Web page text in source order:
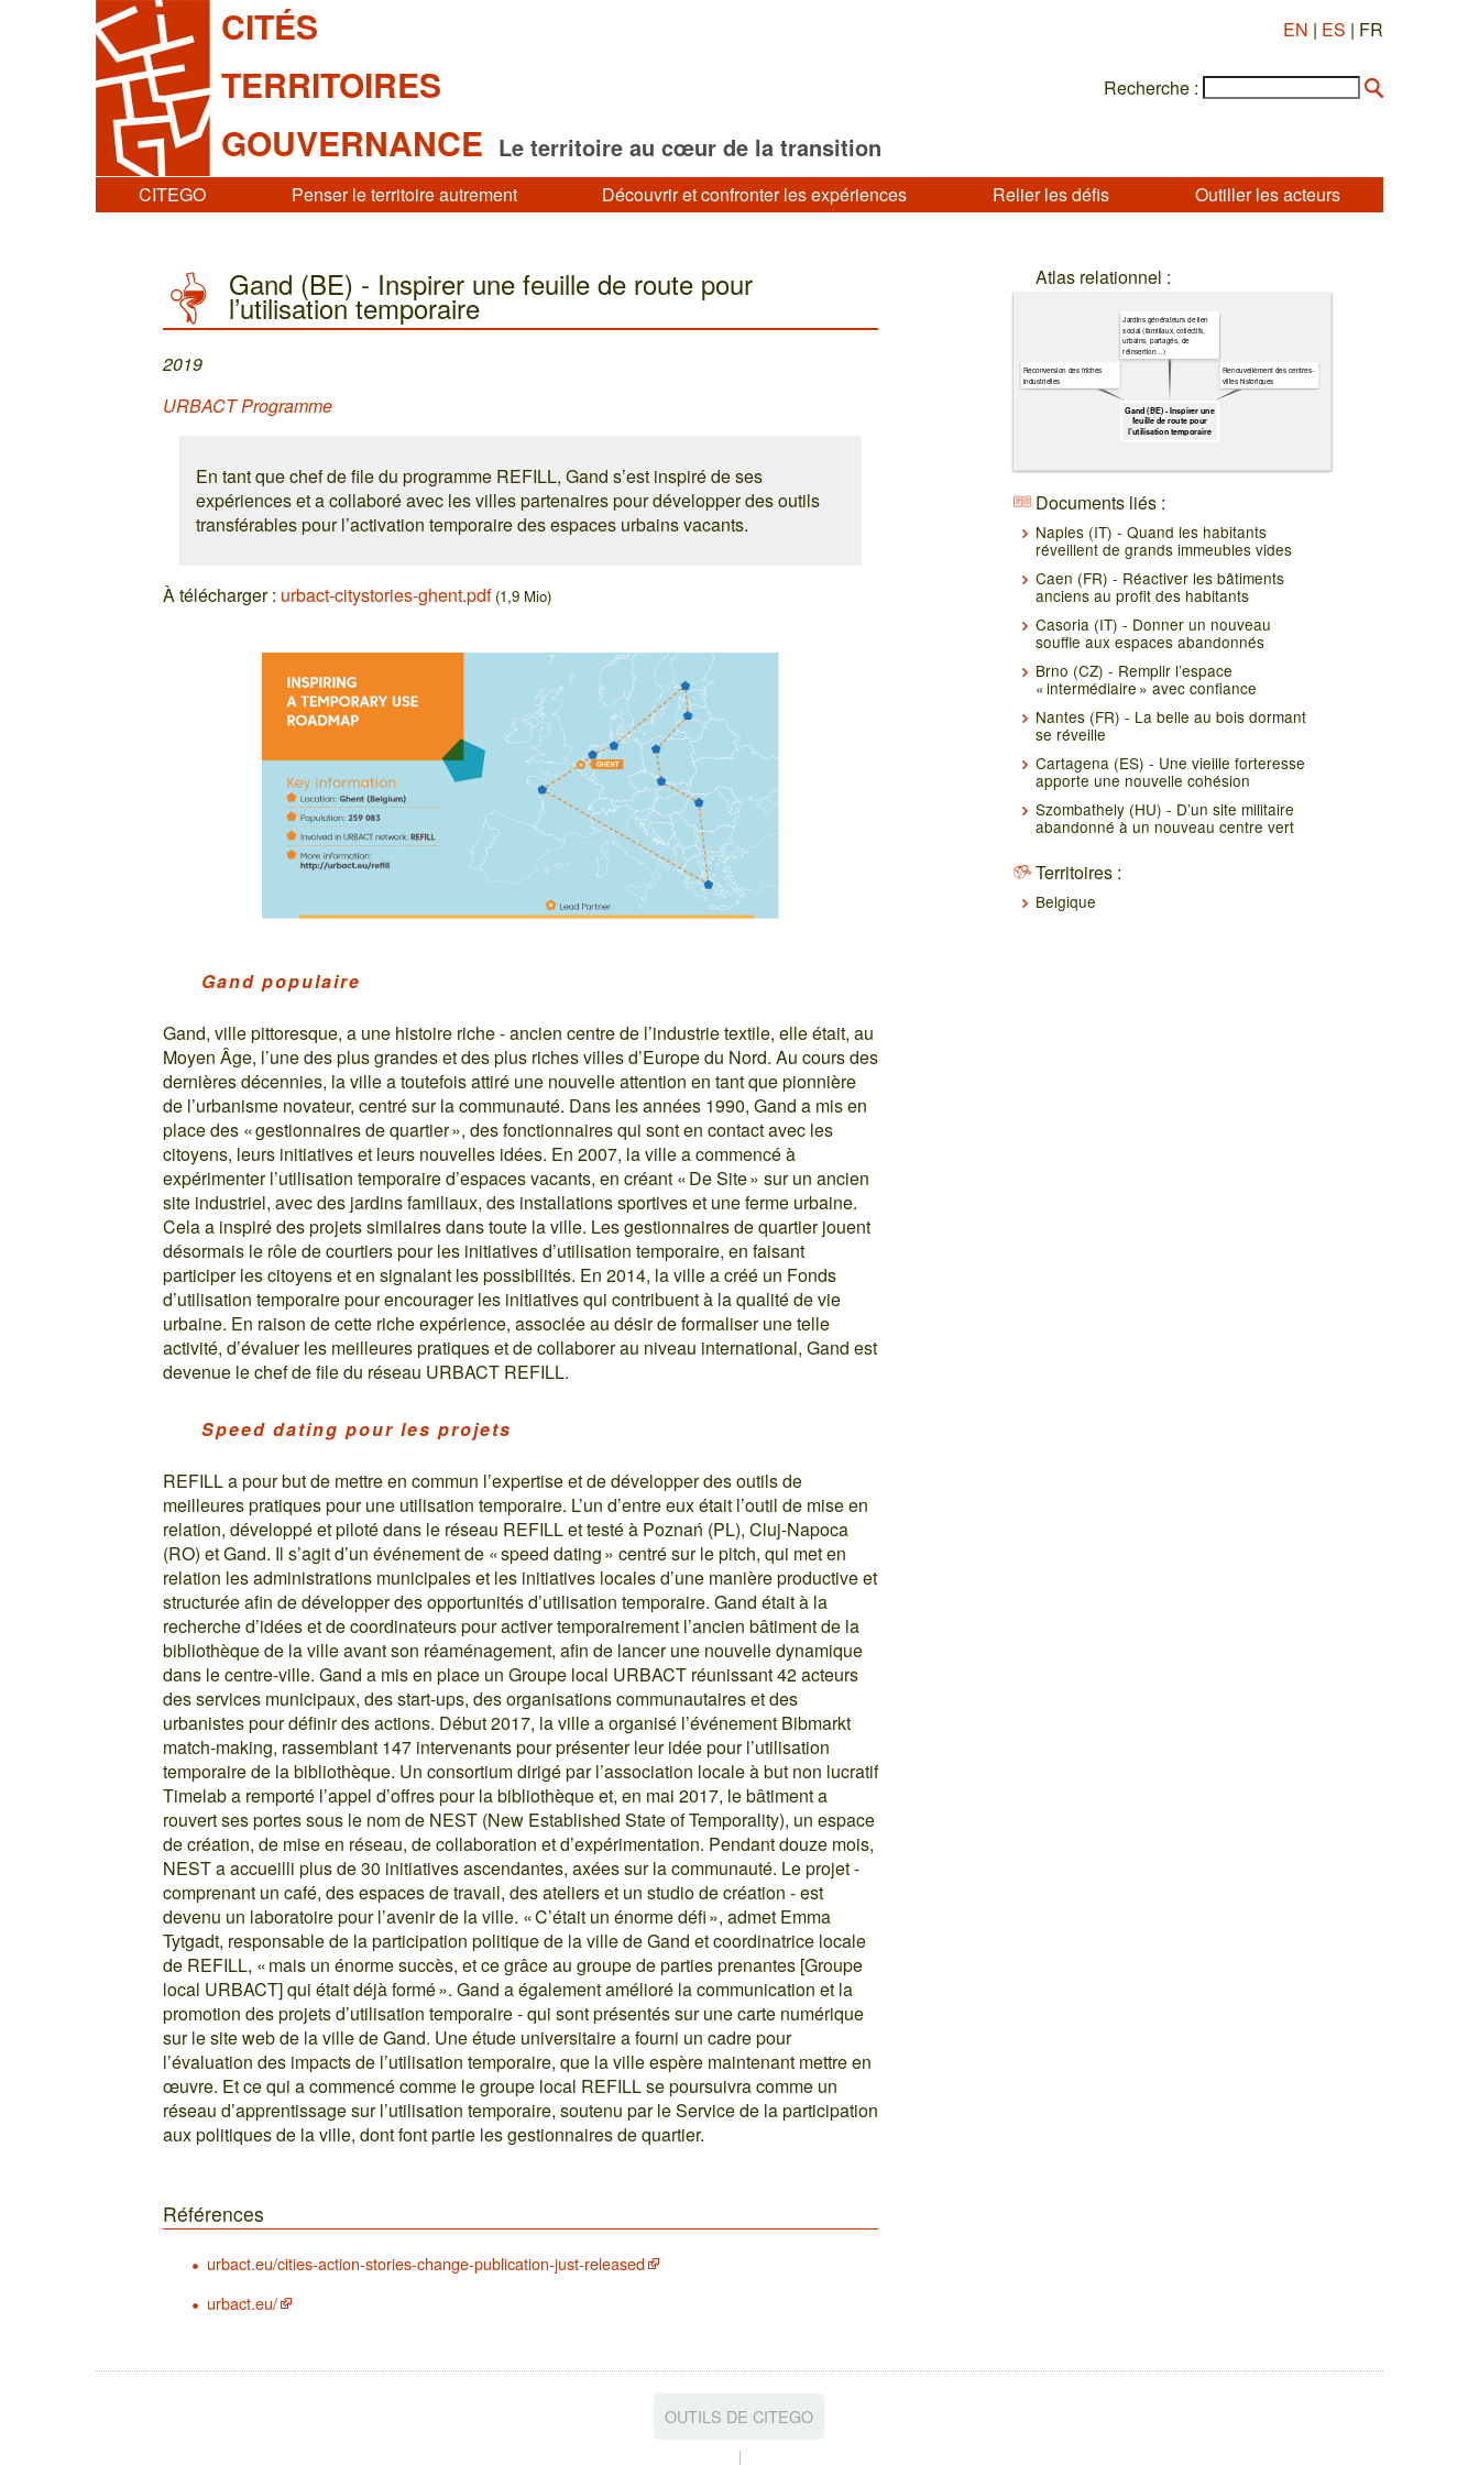
CITÉS
TERRITOIRES
GOUVERNANCE Le territoire au cœur de la transition
EN | ES | FR
Recherche :
CITEGO Penser le territoire autrement Découvrir et confronter les expériences Relier les défis Outiller les acteurs
Gand (BE) - Inspirer une feuille de route pour
l’utilisation temporaire
2019
URBACT Programme
En tant que chef de file du programme REFILL, Gand s’est inspiré de ses
expériences et a collaboré avec les villes partenaires pour développer des outils
transférables pour l’activation temporaire des espaces urbains vacants.
À télécharger : urbact-citystories-ghent.pdf (1,9 Mio)
Gand populaire
Gand, ville pittoresque, a une histoire riche - ancien centre de l’industrie textile, elle était, au
Moyen Âge, l’une des plus grandes et des plus riches villes d’Europe du Nord. Au cours des
dernières décennies, la ville a toutefois attiré une nouvelle attention en tant que pionnière
de l’urbanisme novateur, centré sur la communauté. Dans les années 1990, Gand a mis en
place des « gestionnaires de quartier », des fonctionnaires qui sont en contact avec les
citoyens, leurs initiatives et leurs nouvelles idées. En 2007, la ville a commencé à
expérimenter l’utilisation temporaire d’espaces vacants, en créant « De Site » sur un ancien
site industriel, avec des jardins familiaux, des installations sportives et une ferme urbaine.
Cela a inspiré des projets similaires dans toute la ville. Les gestionnaires de quartier jouent
désormais le rôle de courtiers pour les initiatives d’utilisation temporaire, en faisant
participer les citoyens et en signalant les possibilités. En 2014, la ville a créé un Fonds
d’utilisation temporaire pour encourager les initiatives qui contribuent à la qualité de vie
urbaine. En raison de cette riche expérience, associée au désir de formaliser une telle
activité, d’évaluer les meilleures pratiques et de collaborer au niveau international, Gand est
devenue le chef de file du réseau URBACT REFILL.
Speed dating pour les projets
REFILL a pour but de mettre en commun l’expertise et de développer des outils de
meilleures pratiques pour une utilisation temporaire. L’un d’entre eux était l’outil de mise en
relation, développé et piloté dans le réseau REFILL et testé à Poznań (PL), Cluj-Napoca
(RO) et Gand. Il s’agit d’un événement de « speed dating » centré sur le pitch, qui met en
relation les administrations municipales et les initiatives locales d’une manière productive et
structurée afin de développer des opportunités d’utilisation temporaire. Gand était à la
recherche d’idées et de coordinateurs pour activer temporairement l’ancien bâtiment de la
bibliothèque de la ville avant son réaménagement, afin de lancer une nouvelle dynamique
dans le centre-ville. Gand a mis en place un Groupe local URBACT réunissant 42 acteurs
des services municipaux, des start-ups, des organisations communautaires et des
urbanistes pour définir des actions. Début 2017, la ville a organisé l’événement Bibmarkt
match-making, rassemblant 147 intervenants pour présenter leur idée pour l’utilisation
temporaire de la bibliothèque. Un consortium dirigé par l’association locale à but non lucratif
Timelab a remporté l’appel d’offres pour la bibliothèque et, en mai 2017, le bâtiment a
rouvert ses portes sous le nom de NEST (New Established State of Temporality), un espace
de création, de mise en réseau, de collaboration et d’expérimentation. Pendant douze mois,
NEST a accueilli plus de 30 initiatives ascendantes, axées sur la communauté. Le projet -
comprenant un café, des espaces de travail, des ateliers et un studio de création - est
devenu un laboratoire pour l’avenir de la ville. « C’était un énorme défi », admet Emma
Tytgadt, responsable de la participation politique de la ville de Gand et coordinatrice locale
de REFILL, « mais un énorme succès, et ce grâce au groupe de parties prenantes [Groupe
local URBACT] qui était déjà formé ». Gand a également amélioré la communication et la
promotion des projets d’utilisation temporaire - qui sont présentés sur une carte numérique
sur le site web de la ville de Gand. Une étude universitaire a fourni un cadre pour
l’évaluation des impacts de l’utilisation temporaire, que la ville espère maintenant mettre en
œuvre. Et ce qui a commencé comme le groupe local REFILL se poursuivra comme un
réseau d’apprentissage sur l’utilisation temporaire, soutenu par le Service de la participation
aux politiques de la ville, dont font partie les gestionnaires de quartier.
Références
urbact.eu/cities-action-stories-change-publication-just-released
urbact.eu/
Atlas relationnel :
Gand (BE) - Inspirer une
feuille de route pour
l’utilisation temporaire
Renouvellement des centres-
villes historiques
Jardins générateurs de lien
social (familiaux, collectifs,
urbains, partagés, de
réinsertion…)
Reconversion des friches
industrielles
Documents liés :
Naples (IT) - Quand les habitants
réveillent de grands immeubles vides
Caen (FR) - Réactiver les bâtiments
anciens au profit des habitants
Casoria (IT) - Donner un nouveau
souffle aux espaces abandonnés
Brno (CZ) - Remplir l’espace
« intermédiaire » avec confiance
Nantes (FR) - La belle au bois dormant
se réveille
Cartagena (ES) - Une vieille forteresse
apporte une nouvelle cohésion
Szombathely (HU) - D’un site militaire
abandonné à un nouveau centre vert
Territoires :
Belgique
OUTILS DE CITEGO